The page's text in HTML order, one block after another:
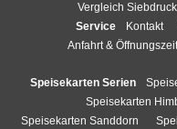
Vergleich
Service
Kontakt
Anfahrt &
Speisekarten Serien
Speisekarten
Speisekarten Sanddorn